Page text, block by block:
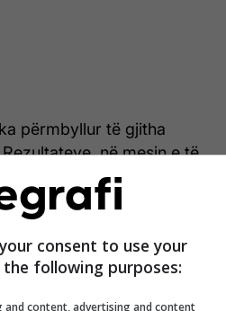
përmbyllur të gjitha
në mesin e të
votave me kusht dhe
veçanta. Tashmë ka
nga Paneli Zgjedhor për
KQZ-ja mund të shpallë
ditës se shtunë”,
consent to use your
following purposes:
and content, advertising and content